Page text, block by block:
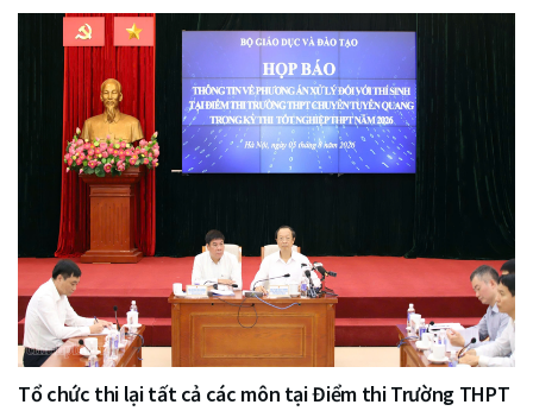
Tổ chức thi lại tất cả các môn tại Điểm thi Trường THPT